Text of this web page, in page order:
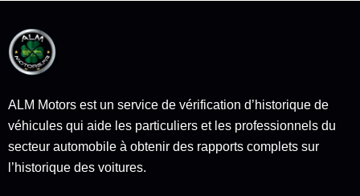
ALM Motors est un service de vérification d’historique de
véhicules qui aide les particuliers et les professionnels du
secteur automobile à obtenir des rapports complets sur
l’historique des voitures.